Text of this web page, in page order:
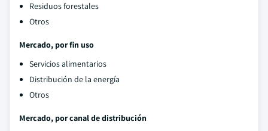
Residuos forestales
Otros
Mercado, por fin uso
Servicios alimentarios
Distribución de la energía
Otros
Mercado, por canal de distribución